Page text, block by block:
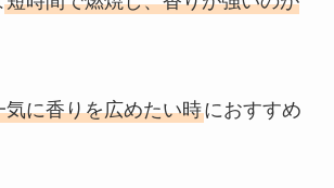
に香りを広めたい時におすすめ